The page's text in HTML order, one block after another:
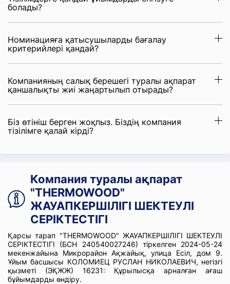
болады?
Номинацияға қатысушыларды бағалау
критерийлері қандай?
Компанияның салық берешегі туралы ақпарат
қаншалықты жиі жаңартылып отырады?
Біз өтініш берген жоқпыз. Біздің компания
тізілімге қалай кірді?
Компания туралы ақпарат
"THERMOWOOD"
ЖАУАПКЕРШІЛІГІ ШЕКТЕУЛІ
СЕРІКТЕСТІГІ
Қарсы тарап "THERMOWOOD" ЖАУАПКЕРШІЛІГІ ШЕКТЕУЛІ
СЕРІКТЕСТІГІ (БСН 240540027246) тіркелген 2024-05-24
мекенжайына Микрорайон Ақжайық, улица Есіл, дом 9.
Ұйым басшысы КОЛОМИЕЦ РУСЛАН НИКОЛАЕВИЧ, негізгі
қызметі (ЭҚЖЖ) 16231: Құрылысқа арналған ағаш
бұйымдарды өндіру.